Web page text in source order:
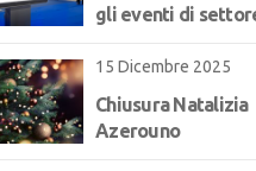
gli eventi di
15 Dicembre 2025
Chiusura Natalizia
Azerouno